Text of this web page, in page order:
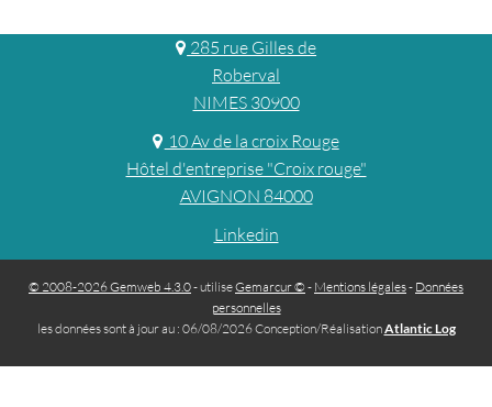
285 rue Gilles de
Roberval
NIMES 30900
10 Av de la croix Rouge
Hôtel d'entreprise "Croix rouge"
AVIGNON 84000
Linkedin
© 2008-2026 Gemweb 4.3.0- utiliseGemarcur © - Mentions légales- Données
personnelles
les données sont à jour au : 06/08/2026 Conception/RéalisationAtlantic Log